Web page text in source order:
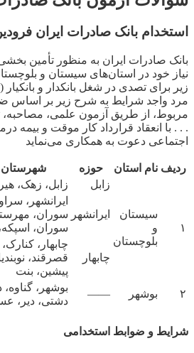
استخدام بانک صادرات ایران
بانک صادرات ایران به منظور تأمین
نیاز خود در استان‌های سیستان و
زیر برای تصدی در شغل بانکدار و بانکیار
مرد واجد شرایط به شرح زیر بر اساس
مربوط، از طریق آزمون علمی، مصاحبه،
. . . با انعقاد قرارداد کار موقت و بیمه
اجتماعی دعوت به همکاری می‌نماید
ردیف نام استان حوزه شهرستان
۱
سیستان
و
بلوچستان
زابل زابل، زهک،
ایرانشهر
ایرانشهر،
سوران،
سوران،
چابهار
چابهار،
قصرقند،
پیشین، بنت
۲
بوشهر ——
بوشهر،
دشتی، دیر،
شرایط و ضوابط استخدامی